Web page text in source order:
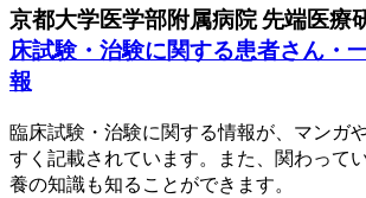
京都大学医学部附属病院 先端医療
床試験・治験に関する患者さん・
報
臨床試験・治験に関する情報が、マンガ
すく記載されています。また、関わって
養の知識も知ることができます。